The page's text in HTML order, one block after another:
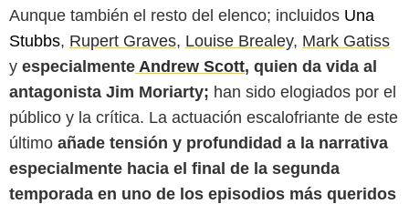
Aunque también el resto del elenco; incluidos Una
Stubbs, Rupert Graves, Louise Brealey, Mark Gatiss
y especialmente Andrew Scott, quien da vida al
antagonista Jim Moriarty; han sido elogiados por el
público y la crítica. La actuación escalofriante de este
último añade tensión y profundidad a la narrativa
especialmente hacia el final de la segunda
temporada en uno de los episodios más queridos
BBC